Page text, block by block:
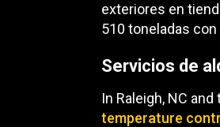
exteriores en
510 toneladas
Servicios de
In Raleigh, NC
temperature